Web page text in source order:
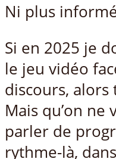
Ni plus
Si en 2025 je
le jeu vidéo
discours, alors
Mais qu’on ne
parler de
rythme-là,